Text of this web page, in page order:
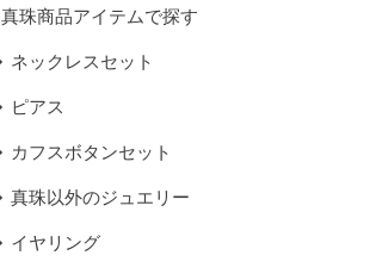
真珠商品アイテムで探す
ネックレスセット
ピアス
カフスボタンセット
真珠以外のジュエリー
イヤリング